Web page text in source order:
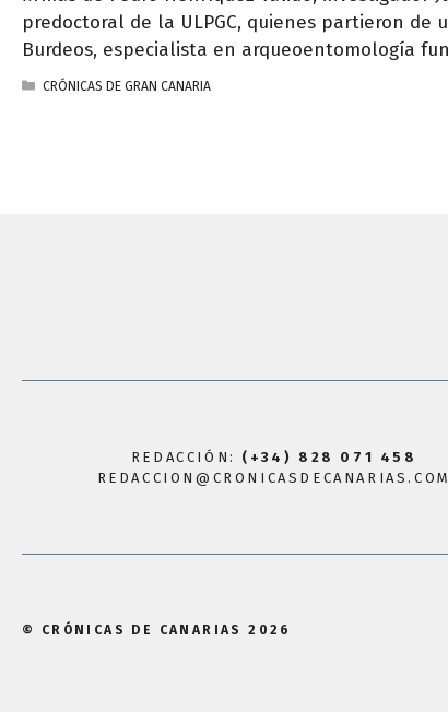
predoctoral de la ULPGC, quienes partieron
Burdeos, especialista en arqueoentomología
CATEGORÍAS
CRÓNICAS DE GRAN CANARIA
REDACCIÓN: (+34) 828 071 458
REDACCION@CRONICASDECANARIAS.COM
© CRÓNICAS DE CANARIAS 2026